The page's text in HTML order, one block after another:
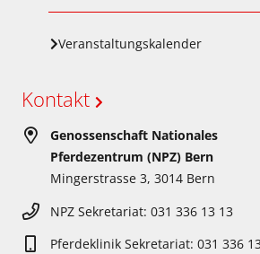
Veranstaltungskalender
Kontakt
Genossenschaft Nationales
Pferdezentrum (NPZ) Bern
Mingerstrasse 3, 3014 Bern
NPZ Sekretariat: 031 336 13 13
Pferdeklinik Sekretariat: 031 336